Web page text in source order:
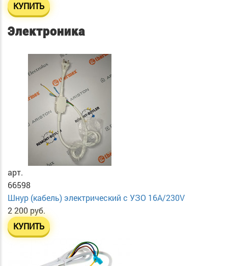
КУПИТЬ
Электроника
арт.
66598
Шнур (кабель) электрический с УЗО 16А/230V
2 200 руб.
КУПИТЬ